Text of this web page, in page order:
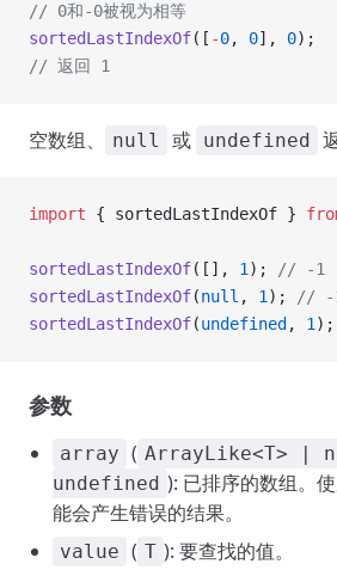
// 0和-0被视为相等
sortedLastIndexOf([ -0, 0], 0);
// 返回 1
空数组、 null 或 undefined
import { sortedLastIndexOf }
sortedLastIndexOf([], 1 );
// -1
sortedLastIndexOf(null , 1 );
// -
sortedLastIndexOf(undefined , 1 );
参数
array ( ArrayLike<T> |
undefined ): 已排序的数组。
能会产生错误的结果。
value ( T ): 要查找的值。